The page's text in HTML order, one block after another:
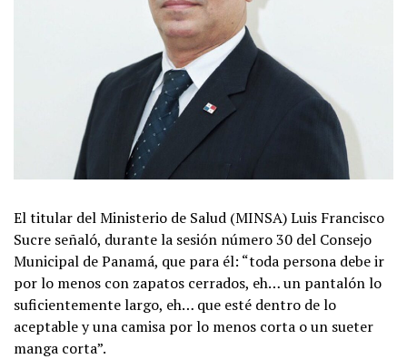
El titular del Ministerio de Salud (MINSA) Luis Francisco
Sucre señaló, durante la sesión número 30 del Consejo
Municipal de Panamá, que para él: “toda persona debe ir
por lo menos con zapatos cerrados, eh… un pantalón lo
suficientemente largo, eh… que esté dentro de lo
aceptable y una camisa por lo menos corta o un sueter
manga corta”.